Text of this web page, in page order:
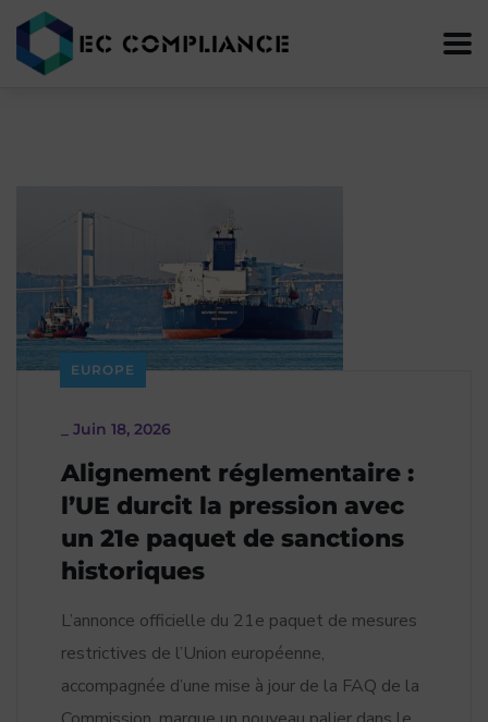
EUROPE
Juin 18, 2026
Alignement réglementaire :
l’UE durcit la pression avec
un 21e paquet de sanctions
historiques
L’annonce officielle du 21e paquet de mesures
restrictives de l’Union européenne,
accompagnée d’une mise à jour de la FAQ de la